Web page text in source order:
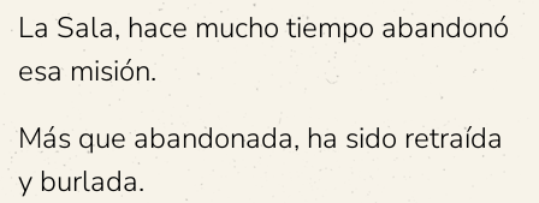
La Sala, hace mucho tiempo abandonó
esa misión.
Más que abandonada, ha sido retraída
y burlada.